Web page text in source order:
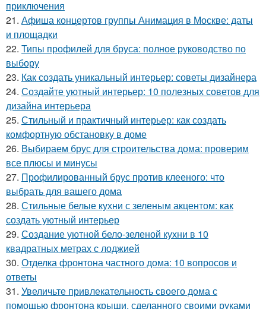
приключения
21. Афиша концертов группы Анимация в Москве: даты
и площадки
22. Типы профилей для бруса: полное руководство по
выбору
23. Как создать уникальный интерьер: советы дизайнера
24. Создайте уютный интерьер: 10 полезных советов для
дизайна интерьера
25. Стильный и практичный интерьер: как создать
комфортную обстановку в доме
26. Выбираем брус для строительства дома: проверим
все плюсы и минусы
27. Профилированный брус против клееного: что
выбрать для вашего дома
28. Стильные белые кухни с зеленым акцентом: как
создать уютный интерьер
29. Создание уютной бело-зеленой кухни в 10
квадратных метрах с лоджией
30. Отделка фронтона частного дома: 10 вопросов и
ответы
31. Увеличьте привлекательность своего дома с
помощью фронтона крыши, сделанного своими руками